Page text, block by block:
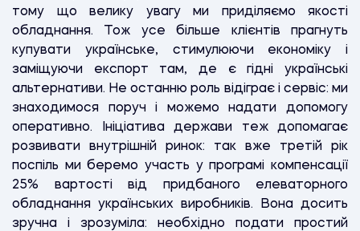
тому що велику увагу ми приділяємо якості
обладнання. Тож усе більше клієнтів прагнуть
купувати українське, стимулюючи економіку і
заміщуючи експорт там, де є гідні українські
альтернативи. Не останню роль відіграє і сервіс: ми
знаходимося поруч і можемо надати допомогу
оперативно. Ініціатива держави теж допомагає
розвивати внутрішній ринок: так вже третій рік
поспіль ми беремо участь у програмі компенсації
25% вартості від придбаного елеваторного
обладнання українських виробників. Вона досить
зручна і зрозуміла: необхідно подати простий